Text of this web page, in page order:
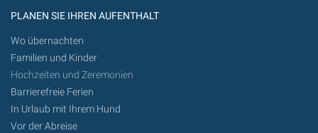
PLANEN SIE IHREN AUFENTHALT
Wo übernachten
Familien und Kinder
Hochzeiten und Zeremonien
Barrierefreie Ferien
In Urlaub mit Ihrem Hund
Vor der Abreise